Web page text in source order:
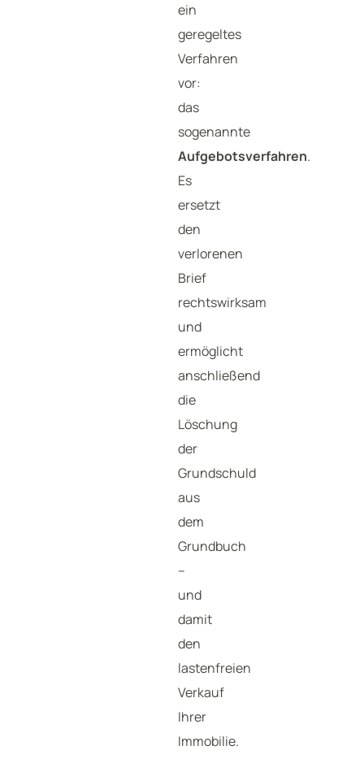
ein
geregeltes
Verfahren
vor:
das
sogenannte
Aufgebotsverfahren.
Es
ersetzt
den
verlorenen
Brief
rechtswirksam
und
ermöglicht
anschließend
die
Löschung
der
Grundschuld
aus
dem
Grundbuch
–
und
damit
den
lastenfreien
Verkauf
Ihrer
Immobilie.